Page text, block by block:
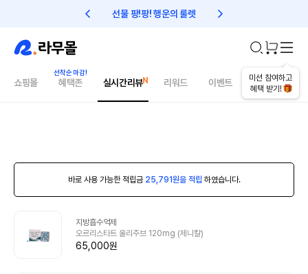
선물 팡!팡! 행운의 룰렛 친구초대 1만원 리워드!
미션 참여하고
혜택 받기!
쇼핑몰 혜택존 실시간리뷰 리워드 이벤트 건강매거진
바로 사용 가능한 적립금 25,791원을 적립 하였습니다.
지방흡수억제
오르리스타트 올리주브 120mg (제니칼)
65,000원